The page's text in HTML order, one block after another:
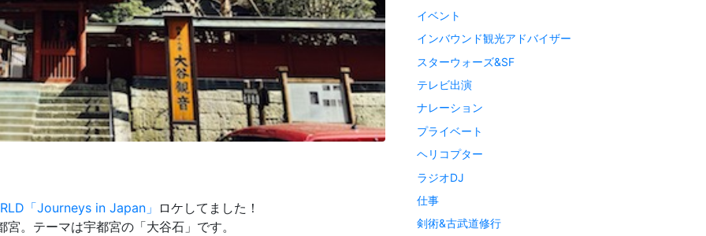
「Journeys in Japan」 ロケしてました！
。テーマは宇都宮の「大谷石」です。
イベント
インバウンド観光アドバイザー
スターウォーズ&SF
テレビ出演
ナレーション
プライベート
ヘリコプター
ラジオDJ
仕事
剣術&古武道修行